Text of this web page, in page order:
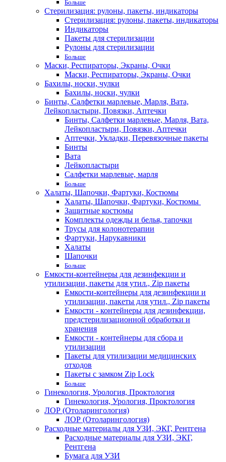
Больше
Стерилизация: рулоны, пакеты, индикаторы
Стерилизация: рулоны, пакеты, индикаторы
Индикаторы
Пакеты для стерилизации
Рулоны для стерилизации
Больше
Маски, Респираторы, Экраны, Очки
Маски, Респираторы, Экраны, Очки
Бахилы, носки, чулки
Бахилы, носки, чулки
Бинты, Салфетки марлевые, Марля, Вата,
Лейкопластыри, Повязки, Аптечки
Бинты, Салфетки марлевые, Марля, Вата,
Лейкопластыри, Повязки, Аптечки
Аптечки, Укладки, Перевязочные пакеты
Бинты
Вата
Лейкопластыри
Салфетки марлевые, марля
Больше
Халаты, Шапочки, Фартуки, Костюмы
Халаты, Шапочки, Фартуки, Костюмы
Защитные костюмы
Комплекты одежды и белья, тапочки
Трусы для колонотерапии
Фартуки, Нарукавники
Халаты
Шапочки
Больше
Емкости-контейнеры для дезинфекции и
утилизации, пакеты для утил., Zip пакеты
Емкости-контейнеры для дезинфекции и
утилизации, пакеты для утил., Zip пакеты
Емкости - контейнеры для дезинфекции,
предстерилизационной обработки и
хранения
Емкости - контейнеры для сбора и
утилизации
Пакеты для утилизации медицинских
отходов
Пакеты с замком Zip Lock
Больше
Гинекология, Урология, Проктология
Гинекология, Урология, Проктология
ЛОР (Отоларингология)
ЛОР (Отоларингология)
Расходные материалы для УЗИ, ЭКГ, Рентгена
Расходные материалы для УЗИ, ЭКГ,
Рентгена
Бумага для УЗИ